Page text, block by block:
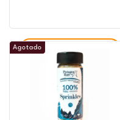
Agregar al carrito
Agotado